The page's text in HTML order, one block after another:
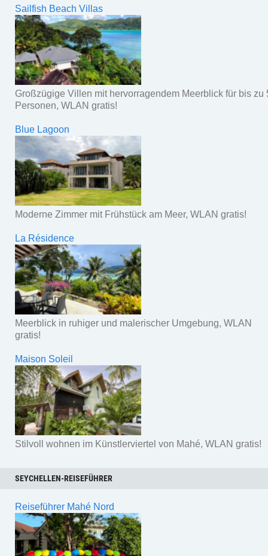
Sailfish Beach Villas
Großzügige Villen mit hervorragendem Meerblick für bis zu
Personen, WLAN gratis!
Blue Lagoon
Moderne Zimmer mit Frühstück am Meer, WLAN gratis!
La Résidence
Meerblick in ruhiger und malerischer Umgebung, WLAN
gratis!
Maison Soleil
Stilvoll wohnen im Künstlerviertel von Mahé, WLAN gratis!
SEYCHELLEN-REISEFÜHRER
Reiseführer Mahé Nord